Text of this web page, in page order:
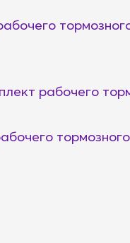
рабочего